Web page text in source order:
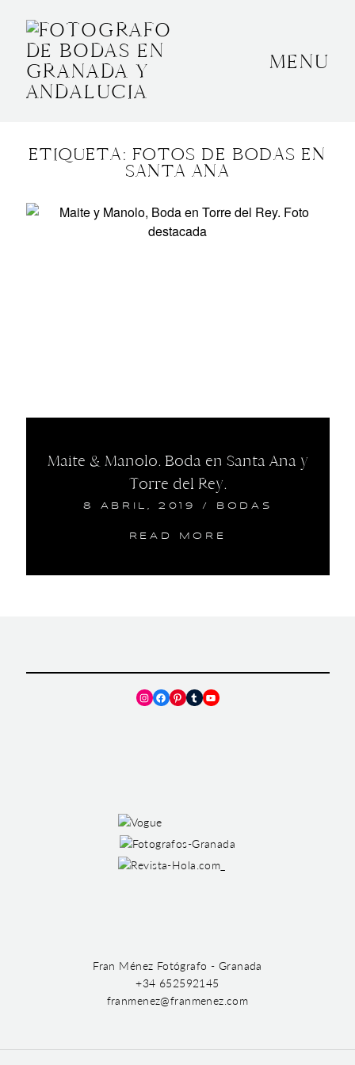
MENU
ETIQUETA: FOTOS DE BODAS EN
SANTA ANA
Maite & Manolo. Boda en Santa Ana y
Torre del Rey.
8 ABRIL, 2019 / BODAS
READ MORE
BODAS
OTROS
Instagram
Facebook
Pinterest
TumblrYouTube
Fran Ménez Fotógrafo - Granada
+34 652592145
franmenez@franmenez.com